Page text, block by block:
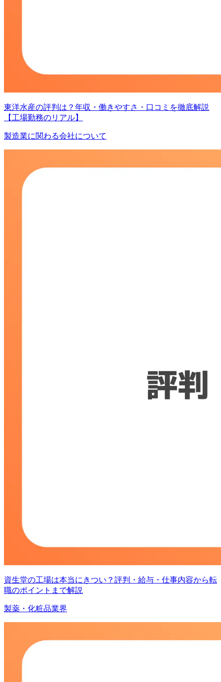
東洋水産の評判は？年収・働きやすさ・口コミを徹底解説
【工場勤務のリアル】
製造業に関わる会社について
資生堂の工場は本当にきつい？評判・給与・仕事内容から転
職のポイントまで解説
製薬・化粧品業界